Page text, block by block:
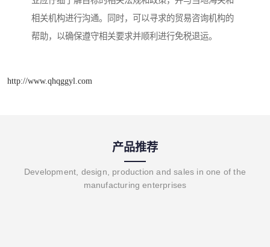
相关机构进行沟通。同时，可以寻求的贸易咨询机构的
帮助，以确保遵守相关要求并顺利进行免税退运。
http://www.qhqggyl.com
产品推荐
Development, design, production and sales in one of the
manufacturing enterprises